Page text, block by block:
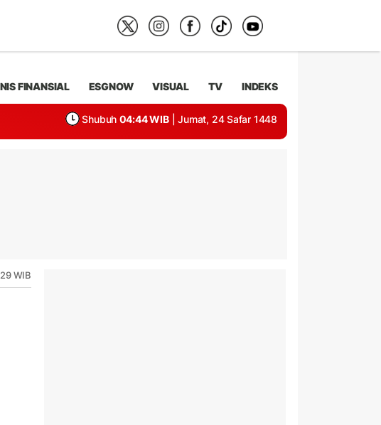
FINANSIAL ESGNOW VISUAL TV INDEKS
Shubuh 04:44 WIB | Jumat, 24 Safar 1448
WIB